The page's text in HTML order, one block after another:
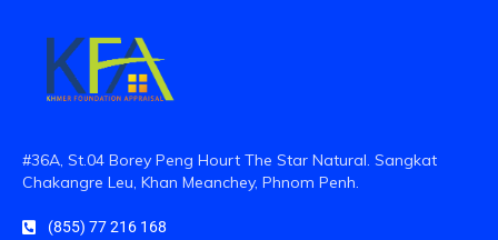
#36A, St.04 Borey Peng Hourt The Star Natural. Sangkat
Chakangre Leu, Khan Meanchey, Phnom Penh.
(855) 77 216 168